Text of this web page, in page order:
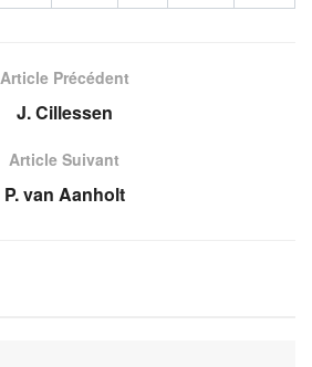
Article Précédent
J. Cillessen
Article Suivant
P. van Aanholt